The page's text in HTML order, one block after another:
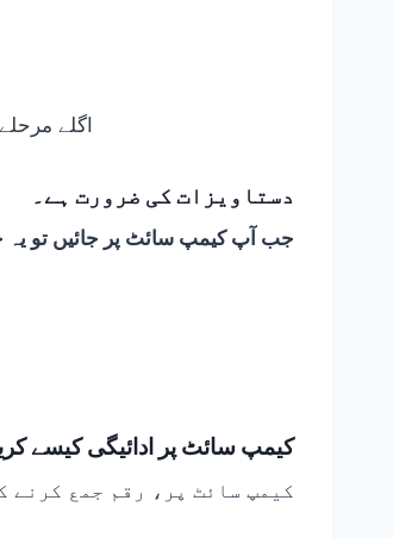
اگلے مرحلے کا انتظار کریں یا 8171 پورٹل
دستاویزات کی ضرورت ہے۔
جب آپ کیمپ سائٹ پر جائیں تو یہ
کیمپ سائٹ پر ادائیگی کیسے
کیمپ سائٹ پر، رقم جمع کرنے